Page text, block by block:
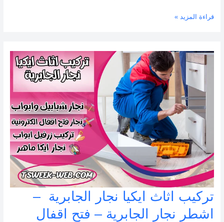
قراءة المزيد »
تركيب اثاث ايكيا نجار الجابرية –
اشطر نجار الجابرية – فتح اقفال